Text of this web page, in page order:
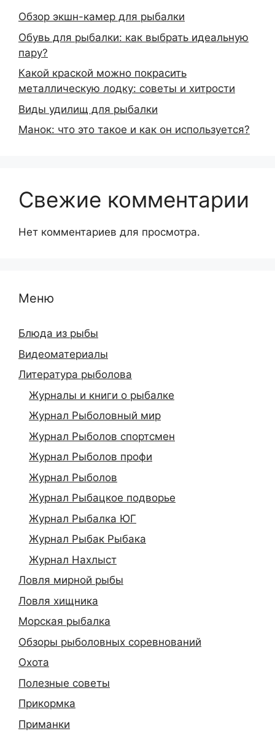
Обзор экшн-камер для рыбалки
Обувь для рыбалки: как выбрать идеальную
пару?
Какой краской можно покрасить
металлическую лодку: советы и хитрости
Виды удилищ для рыбалки
Манок: что это такое и как он используется?
Свежие комментарии
Нет комментариев для просмотра.
Меню
Блюда из рыбы
Видеоматериалы
Литература рыболова
Журналы и книги о рыбалке
Журнал Рыболовный мир
Журнал Рыболов спортсмен
Журнал Рыболов профи
Журнал Рыболов
Журнал Рыбацкое подворье
Журнал Рыбалка ЮГ
Журнал Рыбак Рыбака
Журнал Нахлыст
Ловля мирной рыбы
Ловля хищника
Морская рыбалка
Обзоры рыболовных соревнований
Охота
Полезные советы
Прикормка
Приманки